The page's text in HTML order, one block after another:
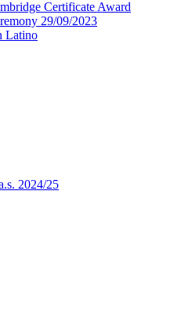
Certificate Award
29/09/2023
Latino
2024/25